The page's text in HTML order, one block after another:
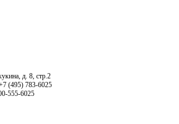
д. 8, стр.2
(495) 783-6025
555-6025